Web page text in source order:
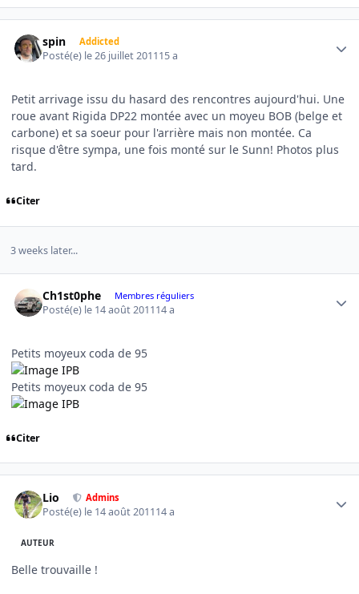
spin Addicted
Posté(e) le 26 juillet 201115 a
Petit arrivage issu du hasard des rencontres aujourd'hui. Une
roue avant Rigida DP22 montée avec un moyeu BOB (belge et
carbone) et sa soeur pour l'arrière mais non montée. Ca
risque d'être sympa, une fois monté sur le Sunn! Photos plus
tard.
Citer
3 weeks later...
Ch1st0phe Membres réguliers
Posté(e) le 14 août 201114 a
Petits moyeux coda de 95
Petits moyeux coda de 95
Citer
Lio Admins
Posté(e) le 14 août 201114 a
AUTEUR
Belle trouvaille !